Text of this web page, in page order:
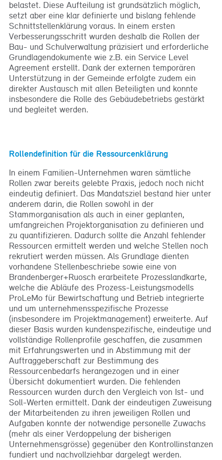
belastet. Diese Aufteilung ist grundsätzlich möglich,
setzt aber eine klar definierte und bislang fehlende
Schnittstellenklärung voraus. In einem ersten
Verbesserungsschritt wurden deshalb die Rollen der
Bau- und Schulverwaltung präzisiert und erforderliche
Grundlagendokumente wie z.B. ein Service Level
Agreement erstellt. Dank der externen temporären
Unterstützung in der Gemeinde erfolgte zudem ein
direkter Austausch mit allen Beteiligten und konnte
insbesondere die Rolle des Gebäudebetriebs gestärkt
und begleitet werden.
Rollendefinition für die Ressourcenklärung
In einem Familien-Unternehmen waren sämtliche
Rollen zwar bereits gelebte Praxis, jedoch noch nicht
eindeutig definiert. Das Mandatsziel bestand hier unter
anderem darin, die Rollen sowohl in der
Stammorganisation als auch in einer geplanten,
umfangreichen Projektorganisation zu definieren und
zu quantifizieren. Dadurch sollte die Anzahl fehlender
Ressourcen ermittelt werden und welche Stellen noch
rekrutiert werden müssen. Als Grundlage dienten
vorhandene Stellenbeschriebe sowie eine von
Brandenberger+Ruosch erarbeitete Prozesslandkarte,
welche die Abläufe des Prozess-Leistungsmodells
ProLeMo für Bewirtschaftung und Betrieb integrierte
und um unternehmensspezifische Prozesse
(insbesondere im Projektmanagement) erweiterte. Auf
dieser Basis wurden kundenspezifische, eindeutige und
vollständige Rollenprofile geschaffen, die zusammen
mit Erfahrungswerten und in Abstimmung mit der
Auftraggeberschaft zur Bestimmung des
Ressourcenbedarfs herangezogen und in einer
Übersicht dokumentiert wurden. Die fehlenden
Ressourcen wurden durch den Vergleich von Ist- und
Soll-Werten ermittelt. Dank der eindeutigen Zuweisung
der Mitarbeitenden zu ihren jeweiligen Rollen und
Aufgaben konnte der notwendige personelle Zuwachs
(mehr als einer Verdoppelung der bisherigen
Unternehmensgrösse) gegenüber den Kontrollinstanzen
fundiert und nachvollziehbar dargelegt werden.